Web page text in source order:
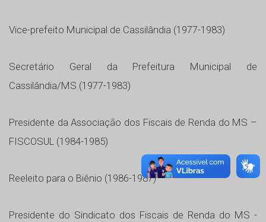
Vice-prefeito Municipal de Cassilândia (1977-1983)
Secretário Geral da Prefeitura Municipal de
Cassilândia/MS (1977-1983)
Presidente da Associação dos Fiscais de Renda do MS –
FISCOSUL (1984-1985)
Reeleito para o Biênio (1986-1987)
Presidente do Sindicato dos Fiscais de Renda do MS -